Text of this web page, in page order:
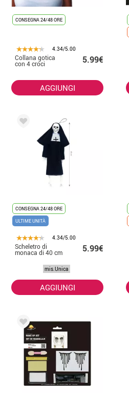
CONSEGNA 24/48 ORE
4.34/5.00
Collana gotica
con 4 croci 5.99€
AGGIUNGI
CONSEGNA 24/48 ORE
ULTIME UNITÀ
4.34/5.00
Scheletro di
monaca di 40 cm 5.99€
mis.Unica
AGGIUNGI